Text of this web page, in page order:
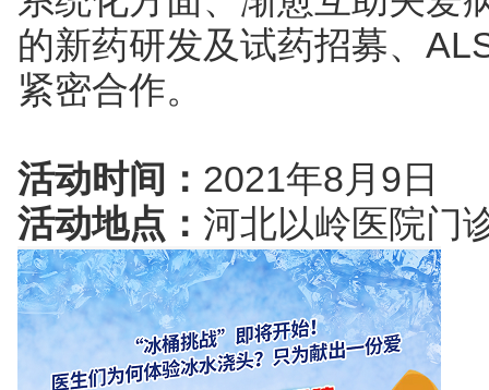
的新药研发及试药招募、
紧密合作。
活动时间： 2021年8月9日
活动地点： 河北以岭医院门